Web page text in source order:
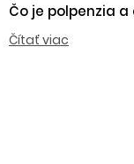
Čo je polpenzia
Čítať viac